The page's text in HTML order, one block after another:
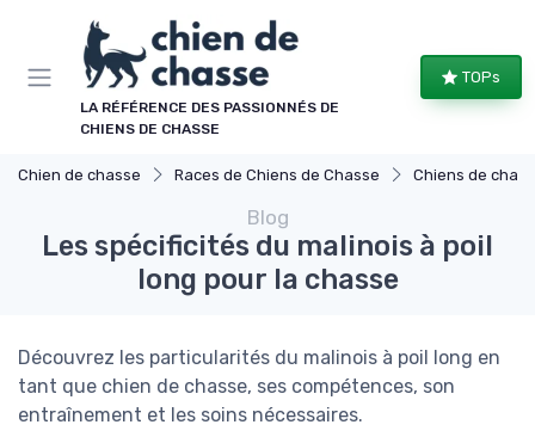
LA RÉFÉRENCE DES PASSIONNÉS DE
CHIENS DE CHASSE
TOPs
Chien de chasse Races de Chiens de Chasse Chiens de
Blog
Les spécificités du malinois à poil
long pour la chasse
Découvrez les particularités du malinois à poil long en
tant que chien de chasse, ses compétences, son
entraînement et les soins nécessaires.
Panneau de gestion des cookies